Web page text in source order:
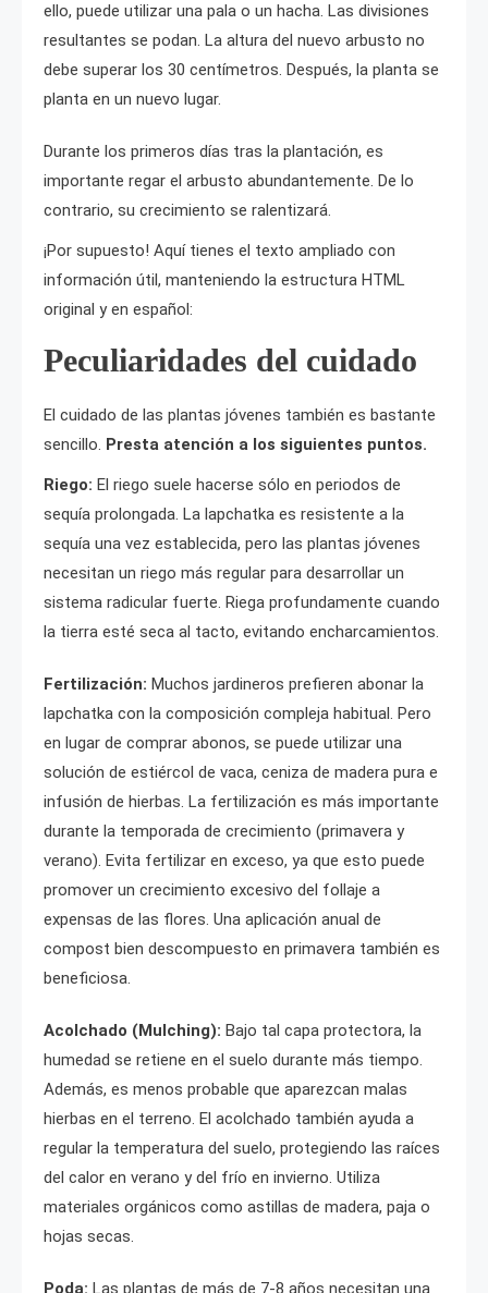
ello, puede utilizar una pala o un hacha. Las divisiones
resultantes se podan. La altura del nuevo arbusto no
debe superar los 30 centímetros. Después, la planta se
planta en un nuevo lugar.
Durante los primeros días tras la plantación, es
importante regar el arbusto abundantemente. De lo
contrario, su crecimiento se ralentizará.
¡Por supuesto! Aquí tienes el texto ampliado con
información útil, manteniendo la estructura HTML
original y en español:
Peculiaridades del cuidado
El cuidado de las plantas jóvenes también es bastante
sencillo. Presta atención a los siguientes puntos.
Riego: El riego suele hacerse sólo en periodos de
sequía prolongada. La lapchatka es resistente a la
sequía una vez establecida, pero las plantas jóvenes
necesitan un riego más regular para desarrollar un
sistema radicular fuerte. Riega profundamente cuando
la tierra esté seca al tacto, evitando encharcamientos.
Fertilización: Muchos jardineros prefieren abonar la
lapchatka con la composición compleja habitual. Pero
en lugar de comprar abonos, se puede utilizar una
solución de estiércol de vaca, ceniza de madera pura e
infusión de hierbas. La fertilización es más importante
durante la temporada de crecimiento (primavera y
verano). Evita fertilizar en exceso, ya que esto puede
promover un crecimiento excesivo del follaje a
expensas de las flores. Una aplicación anual de
compost bien descompuesto en primavera también es
beneficiosa.
Acolchado (Mulching): Bajo tal capa protectora, la
humedad se retiene en el suelo durante más tiempo.
Además, es menos probable que aparezcan malas
hierbas en el terreno. El acolchado también ayuda a
regular la temperatura del suelo, protegiendo las raíces
del calor en verano y del frío en invierno. Utiliza
materiales orgánicos como astillas de madera, paja o
hojas secas.
Poda: Las plantas de más de 7-8 años necesitan una